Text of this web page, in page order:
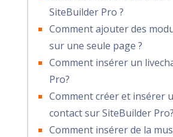
SiteBuilder Pro ?
Comment ajouter des
sur une seule page ?
Comment insérer un
Pro?
Comment créer et insérer
contact sur SiteBuilder Pro?
Comment insérer de la